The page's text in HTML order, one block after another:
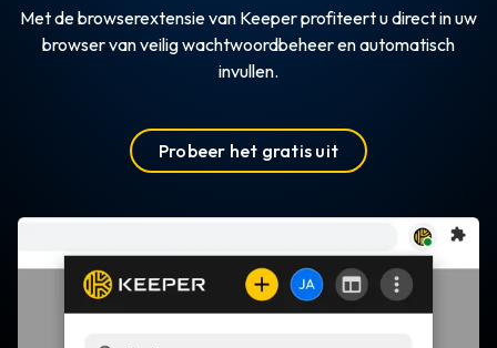
Met de browserextensie van Keeper profiteert u direct in uw
browser van veilig wachtwoordbeheer en automatisch
invullen.
Probeer het gratis uit